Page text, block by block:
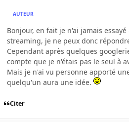
AUTEUR
Bonjour, en fait je n'ai jamais
streaming, je ne peux donc
Cependant après quelques
compte que je n'étais pas le seul à
Mais je n'ai vu personne apporté
quelqu'un aura une idée.
Citer